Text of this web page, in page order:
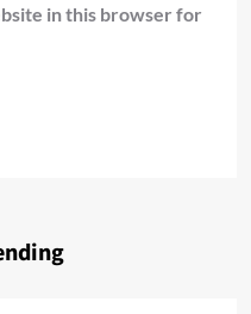
in this browser for